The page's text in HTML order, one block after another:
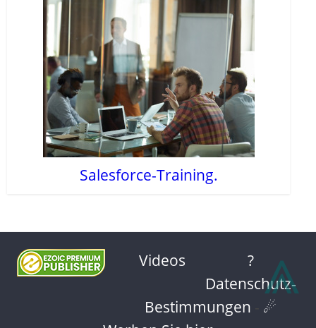
Salesforce-Training.
Videos
?
Datenschutz-
Bestimmungen
☄
⩓